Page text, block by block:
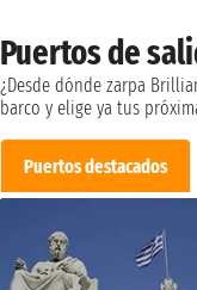
Puertos de
¿Desde dónde zarpa
barco y elige ya tus
Puertos destacados